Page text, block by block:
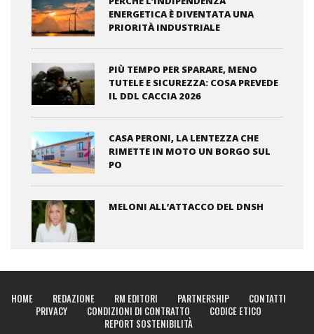
ENERGETICA È DIVENTATA UNA
PRIORITÀ INDUSTRIALE
PIÙ TEMPO PER SPARARE, MENO
TUTELE E SICUREZZA: COSA PREVEDE
IL DDL CACCIA 2026
CASA PERONI, LA LENTEZZA CHE
RIMETTE IN MOTO UN BORGO SUL
PO
MELONI ALL’ATTACCO DEL DNSH
HOME REDAZIONE RM EDITORI PARTNERSHIP
CONTATTI
PRIVACY
CONDIZIONI DI CONTRATTO
CODICE ETICO
REPORT SOSTENIBILITÀ